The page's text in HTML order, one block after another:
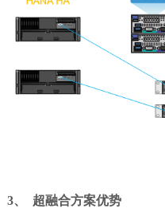
3、 超融合方案优势